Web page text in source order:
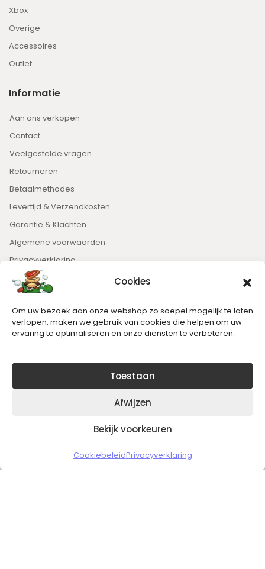
Cookies
Om uw bezoek aan onze webshop zo soepel mogelijk te laten
verlopen, maken we gebruik van cookies die helpen om uw
ervaring te optimaliseren en onze diensten te verbeteren.
Toestaan
Afwijzen
Bekijk voorkeuren
CookiebeleidPrivacyverklaring
Xbox
Overige
Accessoires
Outlet
Informatie
Aan ons verkopen
Contact
Veelgestelde vragen
Retourneren
Betaalmethodes
Levertijd & Verzendkosten
Garantie & Klachten
Algemene voorwaarden
Privacyverklaring
Nieuwsbrief
Blijft op de hoogte van het laatste nieuws.